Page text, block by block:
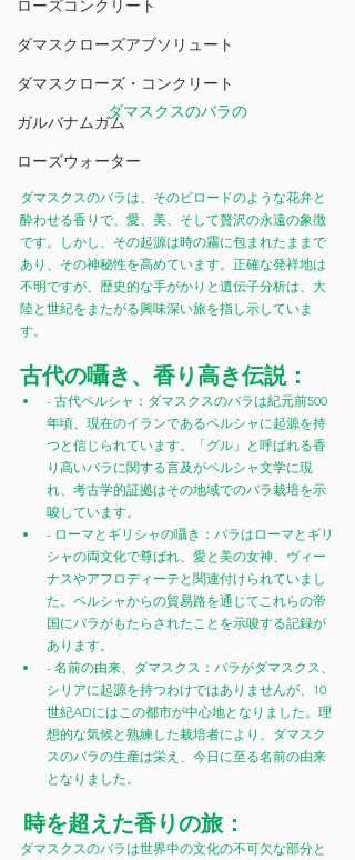
ローズコンクリート
ダマスクローズアブソリュート
ダマスクローズ・コンクリート
ガルバナムガム
ローズウォーター
ダマスクスのバラの
ダマスクスのバラは、そのビロードのような花弁と
酔わせる香りで、愛、美、そして贅沢の永遠の象徴
です。しかし、その起源は時の霧に包まれたままで
あり、その神秘性を高めています。正確な発祥地は
不明ですが、歴史的な手がかりと遺伝子分析は、大
陸と世紀をまたがる興味深い旅を指し示していま
す。
古代の囁き、香り高き伝説：
- 古代ペルシャ：ダマスクスのバラは紀元前500
年頃、現在のイランであるペルシャに起源を持
つと信じられています。「グル」と呼ばれる香
り高いバラに関する言及がペルシャ文学に現
れ、考古学的証拠はその地域でのバラ栽培を示
唆しています。
- ローマとギリシャの囁き：バラはローマとギリ
シャの両文化で尊ばれ、愛と美の女神、ヴィー
ナスやアフロディーテと関連付けられていまし
た。ペルシャからの貿易路を通じてこれらの帝
国にバラがもたらされたことを示唆する記録が
あります。
- 名前の由来、ダマスクス：バラがダマスクス、
シリアに起源を持つわけではありませんが、10
世紀ADにはこの都市が中心地となりました。理
想的な気候と熟練した栽培者により、ダマスク
スのバラの生産は栄え、今日に至る名前の由来
となりました。
時を超えた香りの旅：
ダマスクスのバラは世界中の文化の不可欠な部分と